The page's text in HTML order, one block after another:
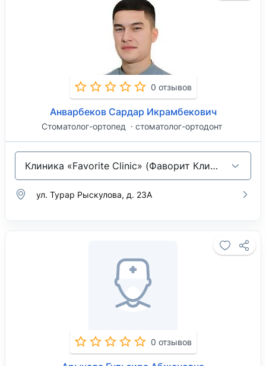
0 отзывов
Анварбеков Сардар Икрамбекович
Стоматолог-ортопед стоматолог-ортодонт
Клиника «Favorite Clinic» (Фаворит Клиник)
ул. Турар Рыскулова, д. 23А
0 отзывов